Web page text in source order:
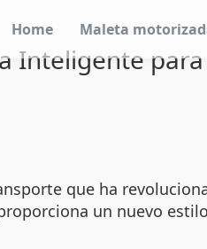
Home Maleta
para
que ha
un nuevo